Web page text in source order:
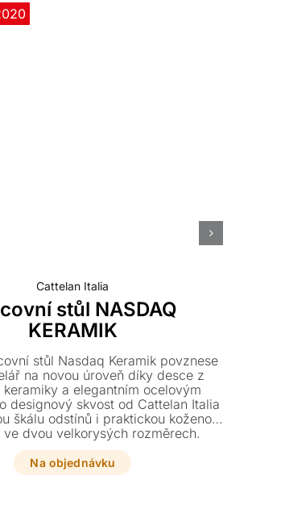
Cattelan Italia
stůl NASDAQ
KERAMIK
stůl Nasdaq Keramik povznese
na novou úroveň díky desce z
keramiky a elegantním ocelovým
designový skvost od Cattelan Italia
škálu odstínů i praktickou koženou
ve dvou velkorysých rozměrech.
Na objednávku